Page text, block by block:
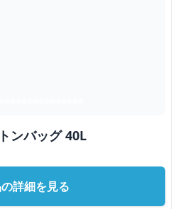
ンバッグ 40L
詳細を見る